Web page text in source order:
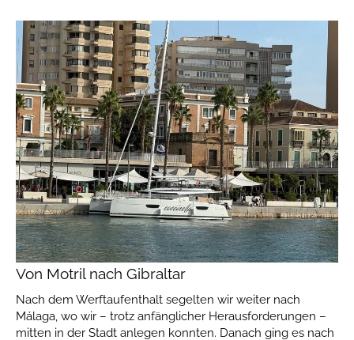
Von Motril nach Gibraltar
Nach dem Werftaufenthalt segelten wir weiter nach
Málaga, wo wir – trotz anfänglicher Herausforderungen –
mitten in der Stadt anlegen konnten. Danach ging es nach